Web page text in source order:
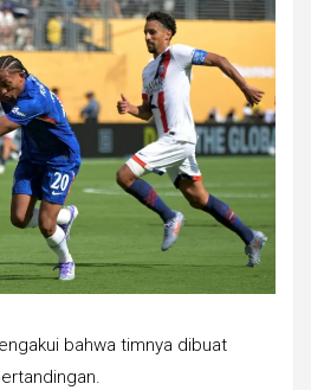
bahwa timnya dibuat